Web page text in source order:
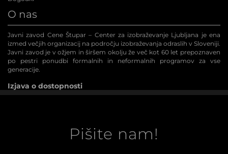
O nas
Javni zavod Cene Štupar – Center za izobraževanje Ljubljana je ena
izmed večjih organizacij na področju izobraževanja odraslih v Sloveniji.
Javni zavod je v ožjem in širšem okolju že več kot 60 let prepoznaven
po pestri ponudbi formalnih in neformalnih programov za vse
generacije.
Izjava o dostopnosti
Pišite nam!